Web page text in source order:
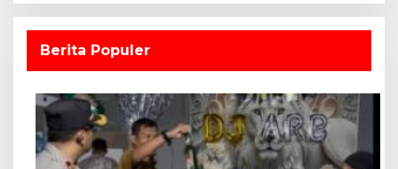
Berita Populer